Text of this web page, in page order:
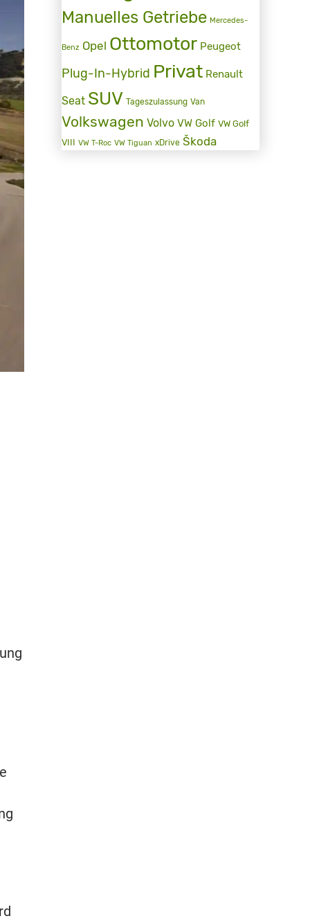
Manuelles Getriebe Mercedes-
Benz Opel Ottomotor Peugeot
Plug-In-Hybrid Privat Renault
Seat SUV Tageszulassung Van
Volkswagen Volvo VW Golf VW Golf
VIII VW T-Roc VW Tiguan xDrive Škoda